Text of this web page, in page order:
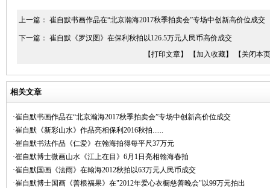
上一篇： 崔自默书画作品在“北京瀚海2017秋季拍卖会”专场中创新高价位成交
下一篇： 崔自默《罗汉图》在保利秋拍以126.5万元人民币高价成交
【打印文章】
【加入收藏】 【关闭本
相关文章
·崔自默书画作品在“北京瀚海2017秋季拍卖会”专场中创新高价位成交
·崔自默《新彩山水》作品亮相保利2016秋拍......
·崔自默书法作品《仁爱》在翰海拍得每平尺37万元
·崔自默博士微画山水《江上在目》6月1日亮相翰海春拍
·崔自默国画《法雨》在翰海2012秋拍以63万元人民币成交
·崔自默博士国画《善根福果》在"2012年爱心衣橱慈善晚会"以99万元拍出